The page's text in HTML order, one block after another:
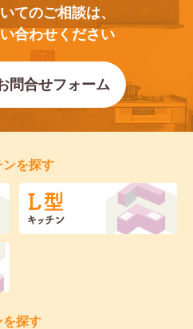
てのご相談は、
合わせください
問合せフォーム
ンを探す
を探す